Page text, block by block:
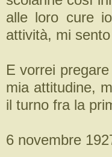
alle loro cure
attività, mi
E vorrei
mia attitudine,
il turno fra la
6 novembre